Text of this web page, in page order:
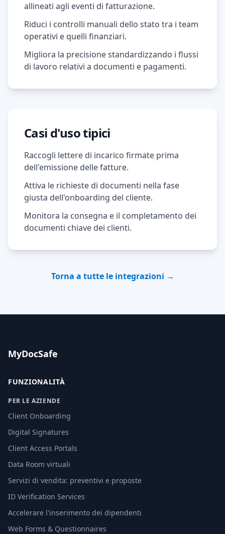
allineati agli eventi di fatturazione.
Riduci i controlli manuali dello stato tra i team
operativi e quelli finanziari.
Migliora la precisione standardizzando i flussi
di lavoro relativi a documenti e pagamenti.
Casi d'uso tipici
Raccogli lettere di incarico firmate prima
dell'emissione delle fatture.
Attiva le richieste di documenti nella fase
giusta dell'onboarding del cliente.
Monitora la consegna e il completamento dei
documenti chiave dei clienti.
Torna a tutte le integrazioni →
MyDocSafe
FUNZIONALITÀ
PER LE AZIENDE
Client Onboarding
Digital Signatures
Client Access Portals
Data Room virtuali
Servizi di vendita: preventivi e proposte
ID Verification Services
Accelerare l'inserimento dei dipendenti
Web Forms & Questionnaires